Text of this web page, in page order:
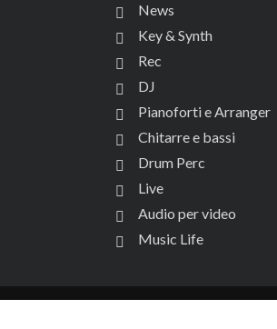
News
Key & Synth
Rec
DJ
Pianoforti e Arranger
Chitarre e bassi
Drum Perc
Live
Audio per video
Music Life